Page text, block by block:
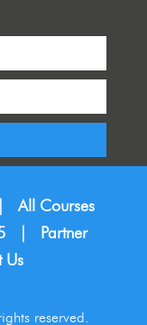
All Courses
Partner
Us
reserved.